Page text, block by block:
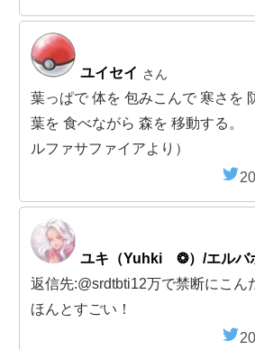
ユイセイ さん
葉っぱで 体を 包みこんで 寒さを
葉を 食べながら 森を 移動する。
ルファサファイアより）
ユキ（Yuhki ❂）/エルバ
返信先:@srdtbti12万で禁断にこん
ほんとすごい！